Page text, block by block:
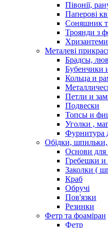
Півонії,
Паперові
Соняшник
Троянди з
Хризантеми
Металеві
Брадсы,
Бубенчики
Кольца и
Петли и
Подвески
Топсы и
Уголки ,
Фурнитура
Обідки, шпильки,
Основи для
Гребешки
Заколки (
Краб
Обручі
Пов'язки
Резинки
Фетр та фоаміран
Фетр